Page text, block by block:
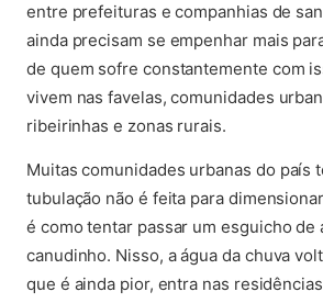
entre prefeituras e companhias de
ainda precisam se empenhar mais
de quem sofre constantemente com
vivem nas favelas, comunidades
ribeirinhas e zonas rurais.
Muitas comunidades urbanas do país
tubulação não é feita para
é como tentar passar um esguicho de
canudinho. Nisso, a água da chuva
que é ainda pior, entra nas